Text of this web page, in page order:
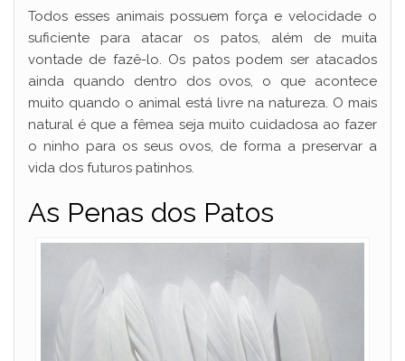
Todos esses animais possuem força e velocidade o
suficiente para atacar os patos, além de muita
vontade de fazê-lo. Os patos podem ser atacados
ainda quando dentro dos ovos, o que acontece
muito quando o animal está livre na natureza. O mais
natural é que a fêmea seja muito cuidadosa ao fazer
o ninho para os seus ovos, de forma a preservar a
vida dos futuros patinhos.
As Penas dos Patos